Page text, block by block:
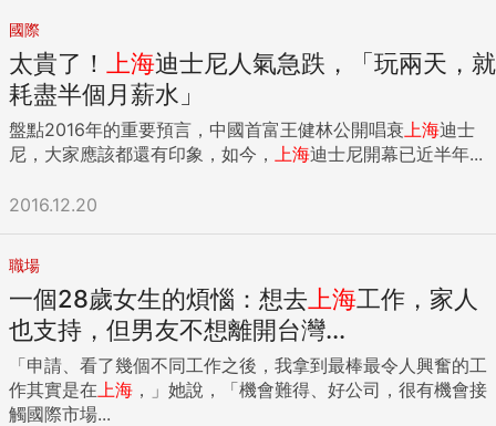
國際
太貴了！ 上海迪士尼人氣急跌，「玩兩天，就
耗盡半個月薪水」
盤點2016年的重要預言，中國首富王健林公開唱衰 上海迪士
尼，大家應該都還有印象，如今，
上海迪士尼開幕已近半年...
2016.12.20
職場
一個28歲女生的煩惱：想去 上海工作，家人
也支持，但男友不想離開台灣...
「申請、看了幾個不同工作之後，我拿到最棒最令人興奮的工
作其實是在 上海 ，」她說，「機會難得、好公司，很有機會接
觸國際市場...